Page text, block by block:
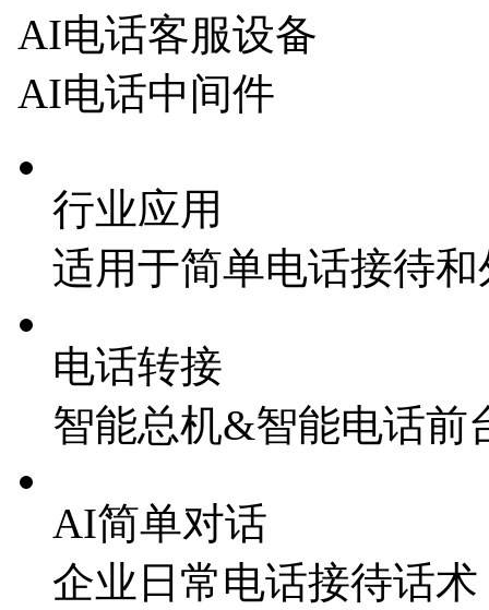
AI电话客服设备
AI电话中间件
行业应用
适用于简单电话接待和
电话转接
智能总机&智能电话前
AI简单对话
企业日常电话接待话术